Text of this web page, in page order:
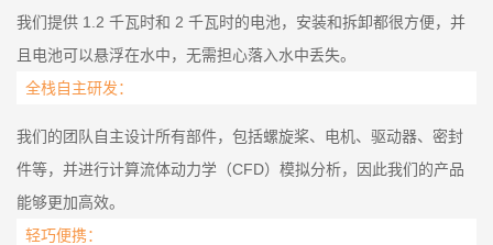
我们提供 1.2 千瓦时和 2 千瓦时的电池，安装和拆卸都很方便，并
且电池可以悬浮在水中，无需担心落入水中丢失。
全栈自主研发：
我们的团队自主设计所有部件，包括螺旋桨、电机、驱动器、密封
件等，并进行计算流体动力学（CFD）模拟分析，因此我们的产品
能够更加高效。
轻巧便携：